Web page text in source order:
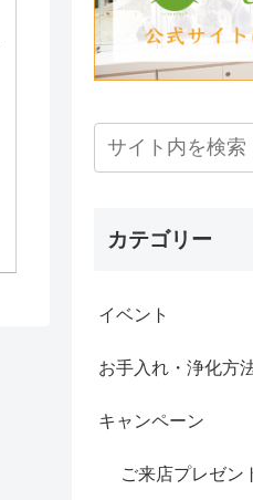
カテゴリー
イベント
お手入れ・浄化方
キャンペーン
ご来店プレゼン